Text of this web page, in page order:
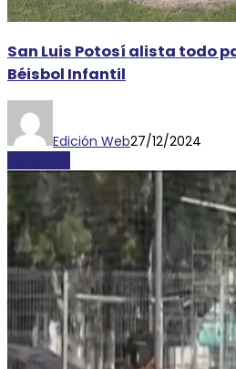
San Luis Potosí alista todo
Béisbol Infantil
Edición Web27/12/2024